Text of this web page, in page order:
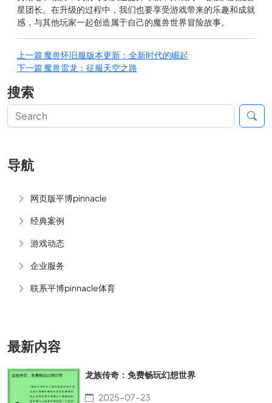
星团长。在升级的过程中，我们也要享受游戏带来的乐趣和成就
感，与其他玩家一起创造属于自己的魔兽世界冒险故事。
上一篇魔兽怀旧服版本更新：全新时代的崛起
下一篇魔兽雷龙：征服天空之路
搜索
导航
网页版平博pinnacle
经典案例
游戏动态
企业服务
联系平博pinnacle体育
最新内容
龙族传奇：免费畅玩幻想世界
2025-07-23